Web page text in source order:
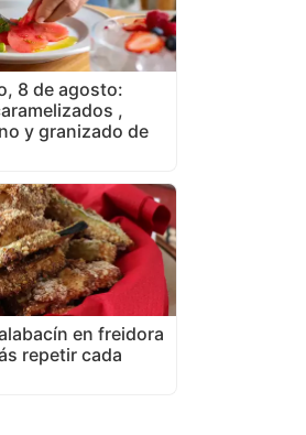
8 de agosto:
,
y granizado de
en freidora
repetir cada